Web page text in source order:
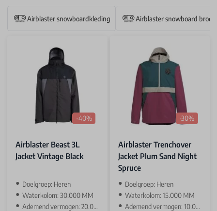
Airblaster snowboardkleding Airblaster snowboard
-40%
Airblaster Beast 3L
Jacket Vintage Black
Doelgroep: Heren
Waterkolom: 30.000 MM
Ademend vermogen: 20.000 GR
-30%
Airblaster Trenchover
Jacket Plum Sand Night
Spruce
Doelgroep: Heren
Waterkolom: 15.000 MM
Ademend vermogen: 10.000 GR